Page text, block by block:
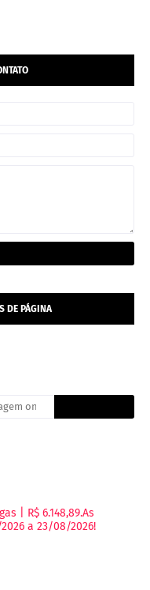
DE PÁGINA
| R$ 6.148,89.As
a 23/08/2026!